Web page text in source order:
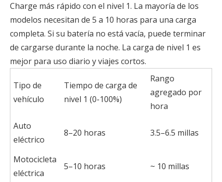
Charge más rápido con el nivel 1. La mayoría de los
modelos necesitan de 5 a 10 horas para una carga
completa. Si su batería no está vacía, puede terminar
de cargarse durante la noche. La carga de nivel 1 es
mejor para uso diario y viajes cortos.
Tipo de
vehículo
Tiempo de carga de
nivel 1 (0-100%)
Rango
agregado por
hora
Auto
eléctrico
8–20 horas 3.5–6.5 millas
Motocicleta
eléctrica
5–10 horas ~ 10 millas